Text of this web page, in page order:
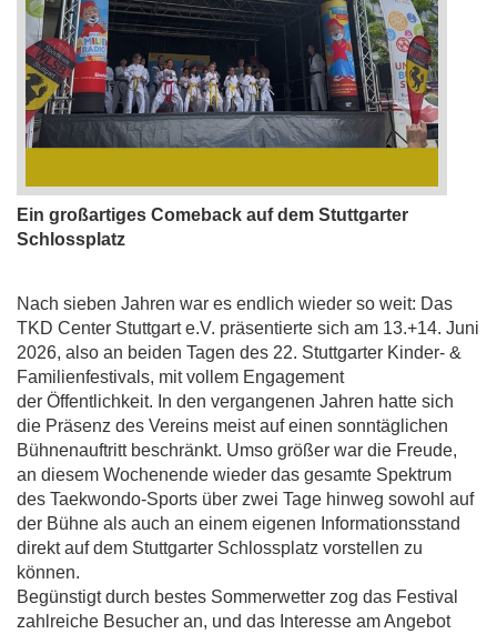
Ein großartiges Comeback auf dem Stuttgarter
Schlossplatz
Nach sieben Jahren war es endlich wieder so weit: Das
TKD Center Stuttgart e.V. präsentierte sich am 13.+14. Juni
2026, also an beiden Tagen des 22. Stuttgarter Kinder- &
Familienfestivals, mit vollem Engagement
der Öffentlichkeit. In den vergangenen Jahren hatte sich
die Präsenz des Vereins meist auf einen sonntäglichen
Bühnenauftritt beschränkt. Umso größer war die Freude,
an diesem Wochenende wieder das gesamte Spektrum
des Taekwondo-Sports über zwei Tage hinweg sowohl auf
der Bühne als auch an einem eigenen Informationsstand
direkt auf dem Stuttgarter Schlossplatz vorstellen zu
können.
Begünstigt durch bestes Sommerwetter zog das Festival
zahlreiche Besucher an, und das Interesse am Angebot